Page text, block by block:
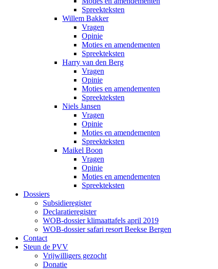
Spreekteksten
Willem Bakker
Vragen
Opinie
Moties en amendementen
Spreekteksten
Harry van den Berg
Vragen
Opinie
Moties en amendementen
Spreekteksten
Niels Jansen
Vragen
Opinie
Moties en amendementen
Spreekteksten
Maikel Boon
Vragen
Opinie
Moties en amendementen
Spreekteksten
Dossiers
Subsidieregister
Declaratieregister
WOB-dossier klimaattafels april 2019
WOB-dossier safari resort Beekse Bergen
Contact
Steun de PVV
Vrijwilligers gezocht
Donatie